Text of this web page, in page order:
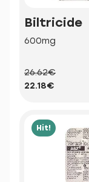
Biltricide
600mg
26.62€
22.18€
Hit!